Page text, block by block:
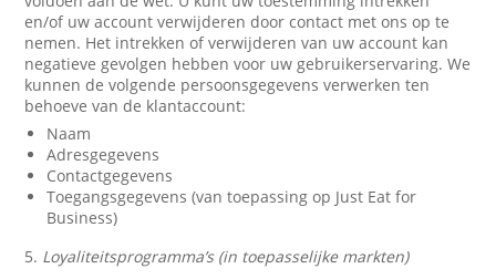
en/of uw account verwijderen door contact met ons op te
nemen. Het intrekken of verwijderen van uw account kan
negatieve gevolgen hebben voor uw gebruikerservaring. We
kunnen de volgende persoonsgegevens verwerken ten
behoeve van de klantaccount:
Naam
Adresgegevens
Contactgegevens
Toegangsgegevens (van toepassing op Just Eat for
Business)
5. Loyaliteitsprogramma’s (in toepasselijke markten)